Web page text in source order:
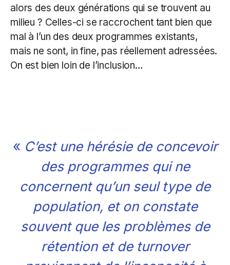
alors des deux générations qui se trouvent au
milieu ? Celles-ci se raccrochent tant bien que
mal à l’un des deux programmes existants,
mais ne sont, in fine, pas réellement adressées.
On est bien loin de l’inclusion…
« C’est une hérésie de concevoir
des programmes qui ne
concernent qu’un seul type de
population, et on constate
souvent que les problèmes de
rétention et de turnover